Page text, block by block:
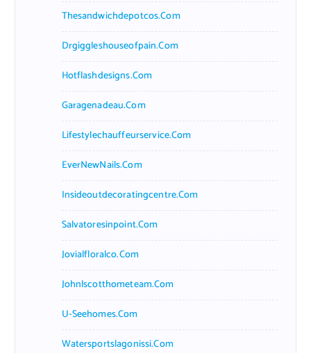
Thesandwichdepotcos.com
Drgiggleshouseofpain.com
Hotflashdesigns.com
Garagenadeau.com
Lifestylechauffeurservice.com
EverNewNails.com
Insideoutdecoratingcentre.com
Salvatoresinpoint.com
Jovialfloralco.com
Johnlscotthometeam.com
U-Seehomes.com
Watersportslagonissi.com